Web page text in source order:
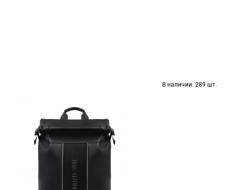
В наличии: 289 шт.